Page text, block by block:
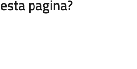
pagina?